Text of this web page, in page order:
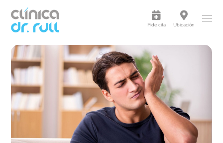
Pide cita Ubicación